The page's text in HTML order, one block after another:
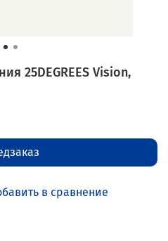
25DEGREES Vision,
в сравнение